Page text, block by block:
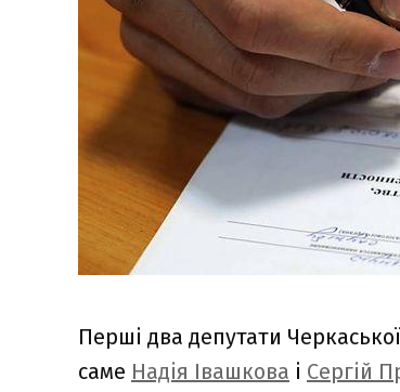
Перші два депутати
саме Надія Івашкова і Сергій